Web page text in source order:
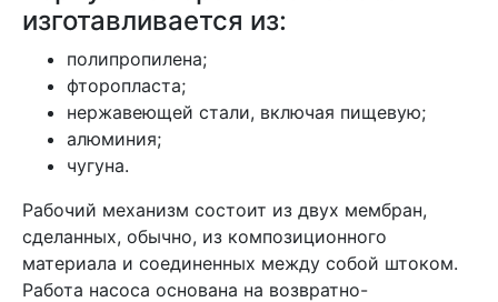
изготавливается из:
полипропилена;
фторопласта;
нержавеющей стали, включая пищевую;
алюминия;
чугуна.
Рабочий механизм состоит из двух мембран,
сделанных, обычно, из композиционного
материала и соединенных между собой штоком.
Работа насоса основана на возвратно-